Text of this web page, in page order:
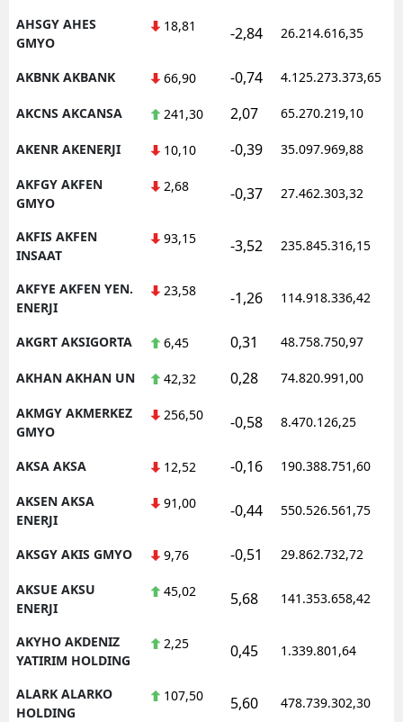
AHSGY AHES
GMYO
18,81 -2,84 26.214.616,35
AKBNK AKBANK 66,90 -0,74 4.125.273.373,65
AKCNS AKCANSA 241,30 2,07 65.270.219,10
AKENR AKENERJI 10,10 -0,39 35.097.969,88
AKFGY AKFEN
GMYO
2,68 -0,37 27.462.303,32
AKFIS AKFEN
INSAAT
93,15 -3,52 235.845.316,15
AKFYE AKFEN YEN.
ENERJI
23,58 -1,26 114.918.336,42
AKGRT AKSIGORTA 6,45 0,31 48.758.750,97
AKHAN AKHAN UN 42,32 0,28 74.820.991,00
AKMGY AKMERKEZ
GMYO
256,50 -0,58 8.470.126,25
AKSA AKSA 12,52 -0,16 190.388.751,60
AKSEN AKSA
ENERJI
91,00 -0,44 550.526.561,75
AKSGY AKIS GMYO 9,76 -0,51 29.862.732,72
AKSUE AKSU
ENERJI
45,02 5,68 141.353.658,42
AKYHO AKDENIZ
YATIRIM HOLDING
2,25 0,45 1.339.801,64
ALARK ALARKO
HOLDING
107,50 5,60 478.739.302,30